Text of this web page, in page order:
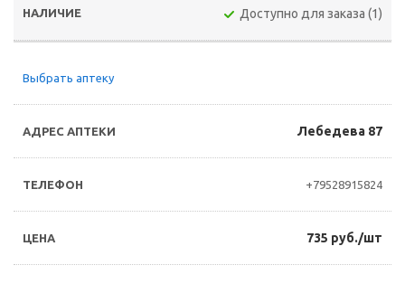
Доступно для заказа (1)
Выбрать аптеку
Лебедева 87
+79528915824
735 руб./шт